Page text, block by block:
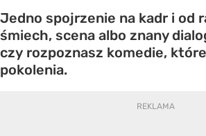
Jedno spojrzenie na kadr i od
śmiech, scena albo znany
czy rozpoznasz komedie, które
pokolenia.